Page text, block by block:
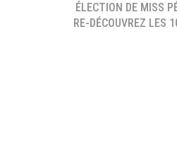
ÉLECTION DE MISS
RE-DÉCOUVREZ LES